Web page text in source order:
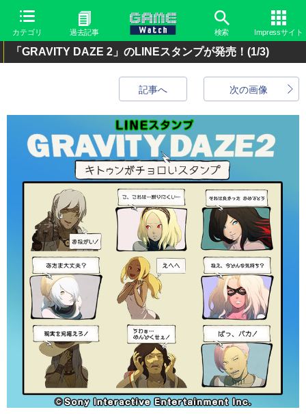
カテゴリ 過去記事 検索 Impressサイト
「GRAVITY DAZE 2」のLINEスタンプが発売！ (1/3)
次の画像
記事へ